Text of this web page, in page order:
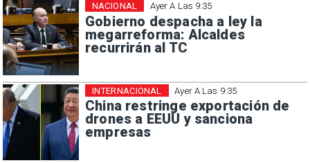
Ayer A Las 9:35
Gobierno despacha a ley la
megarreforma: Alcaldes
recurrirán al TC
NACIONAL
Ayer A Las 9:35
China restringe exportación de
drones a EEUU y sanciona
empresas
INTERNACIONAL